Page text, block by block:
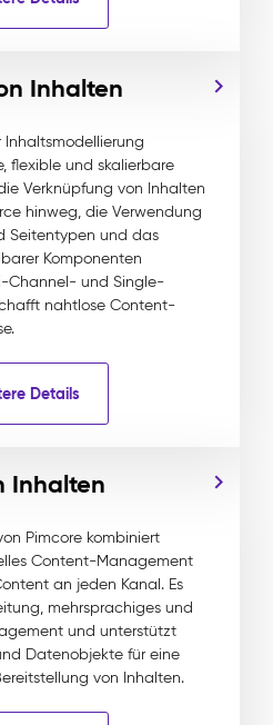
Inhalten
Inhaltsmodellierung
flexible und skalierbare
Verknüpfung von Inhalten
hinweg, die Verwendung
Seitentypen und das
Komponenten
Channel- und Single-
nahtlose Content-
Details
Inhalten
Pimcore kombiniert
Content-Management
an jeden Kanal. Es
mehrsprachiges und
und unterstützt
Datenobjekte für eine
von Inhalten.